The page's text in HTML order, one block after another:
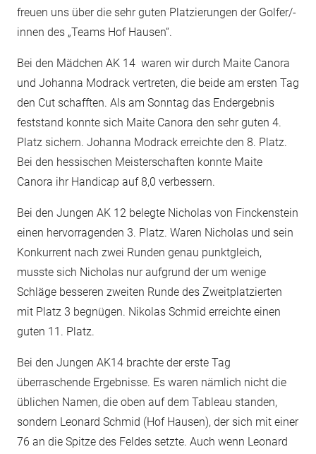
freuen uns über die sehr guten Platzierungen der Golfer/-
innen des „Teams Hof Hausen“.
Bei den Mädchen AK 14 waren wir durch Maite Canora
und Johanna Modrack vertreten, die beide am ersten Tag
den Cut schafften. Als am Sonntag das Endergebnis
feststand konnte sich Maite Canora den sehr guten 4.
Platz sichern. Johanna Modrack erreichte den 8. Platz.
Bei den hessischen Meisterschaften konnte Maite
Canora ihr Handicap auf 8,0 verbessern.
Bei den Jungen AK 12 belegte Nicholas von Finckenstein
einen hervorragenden 3. Platz. Waren Nicholas und sein
Konkurrent nach zwei Runden genau punktgleich,
musste sich Nicholas nur aufgrund der um wenige
Schläge besseren zweiten Runde des Zweitplatzierten
mit Platz 3 begnügen. Nikolas Schmid erreichte einen
guten 11. Platz.
Bei den Jungen AK14 brachte der erste Tag
überraschende Ergebnisse. Es waren nämlich nicht die
üblichen Namen, die oben auf dem Tableau standen,
sondern Leonard Schmid (Hof Hausen), der sich mit einer
76 an die Spitze des Feldes setzte. Auch wenn Leonard